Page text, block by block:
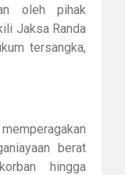
oleh pihak
Jaksa Randa
tersangka,
berat
hingga